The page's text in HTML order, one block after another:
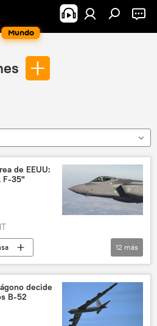
Mundo
de EEUU:
F-35"
del Norte
Boeing
12 más
decide
B-52